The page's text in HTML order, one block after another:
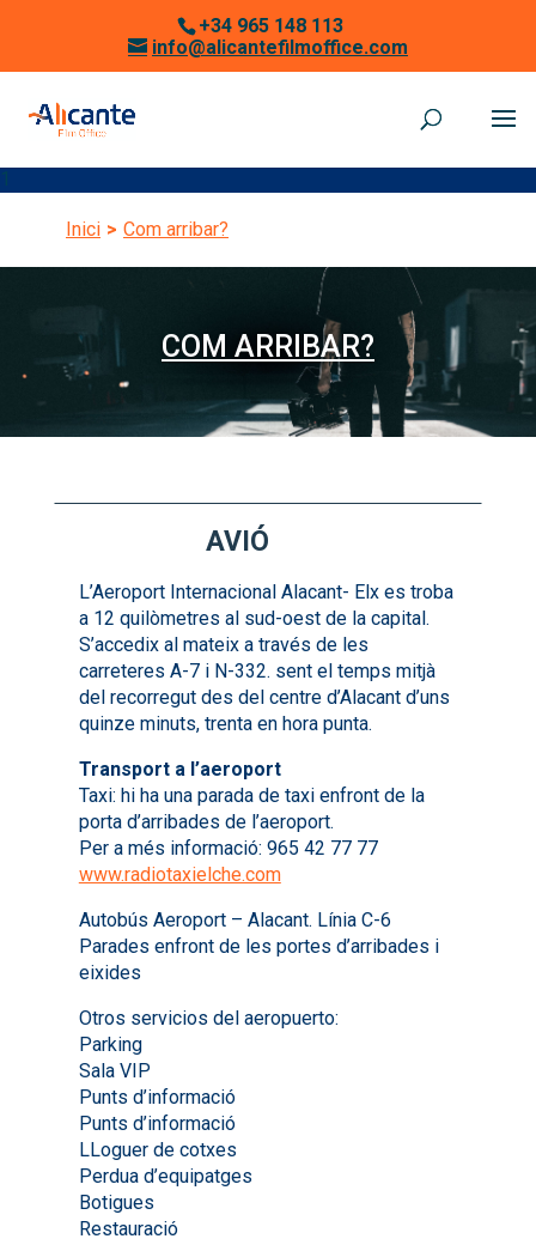
+34 965 148 113
info@alicantefilmoffice.com
1
Inici > Com arribar?
COM ARRIBAR?
AVIÓ
L’Aeroport Internacional Alacant- Elx es troba
a 12 quilòmetres al sud-oest de la capital.
S’accedix al mateix a través de les
carreteres A-7 i N-332. sent el temps mitjà
del recorregut des del centre d’Alacant d’uns
quinze minuts, trenta en hora punta.
Transport a l’aeroport
Taxi: hi ha una parada de taxi enfront de la
porta d’arribades de l’aeroport.
Per a més informació: 965 42 77 77
www.radiotaxielche.com
Autobús Aeroport – Alacant. Línia C-6
Parades enfront de les portes d’arribades i
eixides
Otros servicios del aeropuerto:
Parking
Sala VIP
Punts d’informació
Punts d’informació
LLoguer de cotxes
Perdua d’equipatges
Botigues
Restauració